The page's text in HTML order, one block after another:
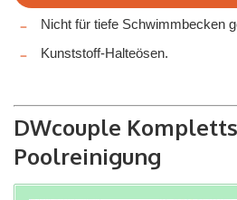
Nicht für tiefe Schwimmbecken
Kunststoff-Halteösen.
DWcouple
Poolreinigung